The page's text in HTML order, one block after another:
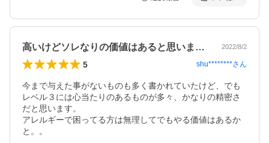
高いけどソレなりの価値はあると思います。 2022/8/2
5 shu********さん
今まで与えた事がないものも多く書かれていたけど、でも
レベル３には心当たりのあるものが多々、かなりの精密さ
だと思います。
アレルギーで困ってる方は無理してでもやる価値はあるか
と。。